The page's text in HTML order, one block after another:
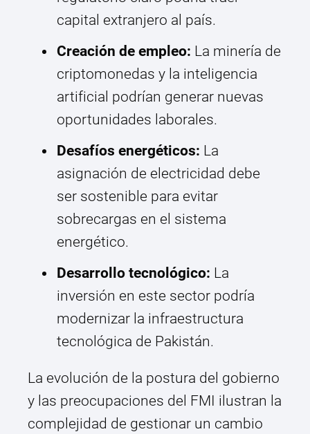
capital extranjero al país.
Creación de empleo: La minería de
criptomonedas y la inteligencia
artificial podrían generar nuevas
oportunidades laborales.
Desafíos energéticos: La
asignación de electricidad debe
ser sostenible para evitar
sobrecargas en el sistema
energético.
Desarrollo tecnológico: La
inversión en este sector podría
modernizar la infraestructura
tecnológica de Pakistán.
La evolución de la postura del gobierno
y las preocupaciones del FMI ilustran la
complejidad de gestionar un cambio